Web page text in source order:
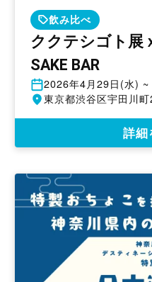
飲み比べ
ククテシゴト展
SAKE BAR
開
催
2026年4月29日(水)
開 東京都渋谷区宇田川
詳細